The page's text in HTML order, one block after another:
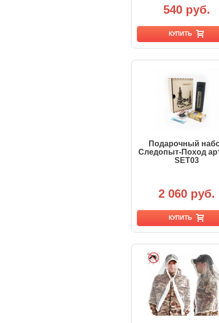
540 руб.
КУПИТЬ
Подарочный
Следопыт-Поход
SET03
2 060 руб.
КУПИТЬ